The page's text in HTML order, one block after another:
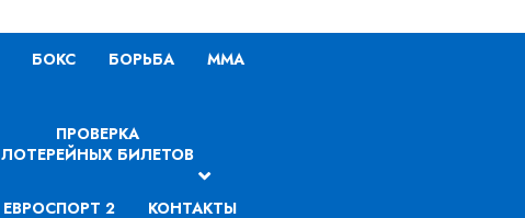
БОКС БОРЬБА MMA
ПРОВЕРКА
ЛОТЕРЕЙНЫХ БИЛЕТОВ
ЕВРОСПОРТ 2 КОНТАКТЫ